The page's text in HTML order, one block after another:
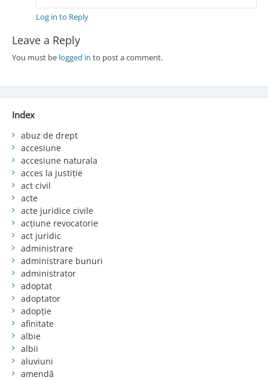
Log in to Reply
Leave a Reply
You must be logged in to post a comment.
Index
abuz de drept
accesiune
accesiune naturala
acces la justiție
act civil
acte
acte juridice civile
acțiune revocatorie
act juridic
administrare
administrare bunuri
administrator
adoptat
adoptator
adopție
afinitate
albie
albii
aluviuni
amendă